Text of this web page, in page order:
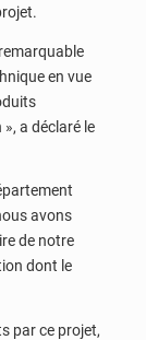
en vue
a déclaré le
avons
de notre
dont le
par ce projet,